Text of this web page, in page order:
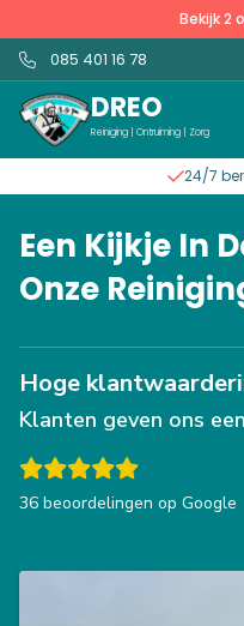
Bekijk 2
 085 401 16 78
DREO
Reiniging | Ontruiming | Zorg
24/7
Slide 2 of 4.
Een Kijkje In
Onze
Hoge
Klanten geven ons een

36 beoordelingen op Google